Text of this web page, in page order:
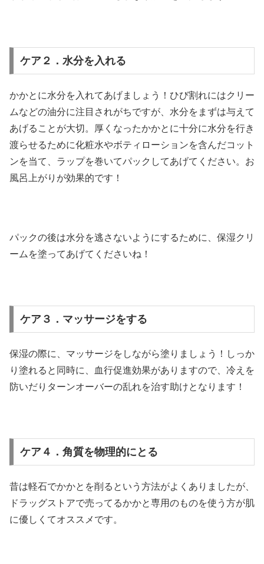
ケア２．水分を入れる
かかとに水分を入れてあげましょう！ひび割れにはクリー
ムなどの油分に注目されがちですが、水分をまずは与えて
あげることが大切。厚くなったかかとに十分に水分を行き
渡らせるために化粧水やボティローションを含んだコット
ンを当て、ラップを巻いてパックしてあげてください。お
風呂上がりが効果的です！
パックの後は水分を逃さないようにするために、保湿クリ
ームを塗ってあげてくださいね！
ケア３．マッサージをする
保湿の際に、マッサージをしながら塗りましょう！しっか
り塗れると同時に、血行促進効果がありますので、冷えを
防いだりターンオーバーの乱れを治す助けとなります！
ケア４．角質を物理的にとる
昔は軽石でかかとを削るという方法がよくありましたが、
ドラッグストアで売ってるかかと専用のものを使う方が肌
に優しくてオススメです。